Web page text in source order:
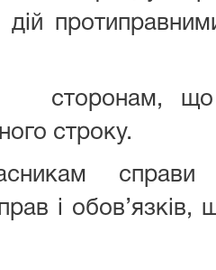
сторонам, що
строку.
і обов’язків,